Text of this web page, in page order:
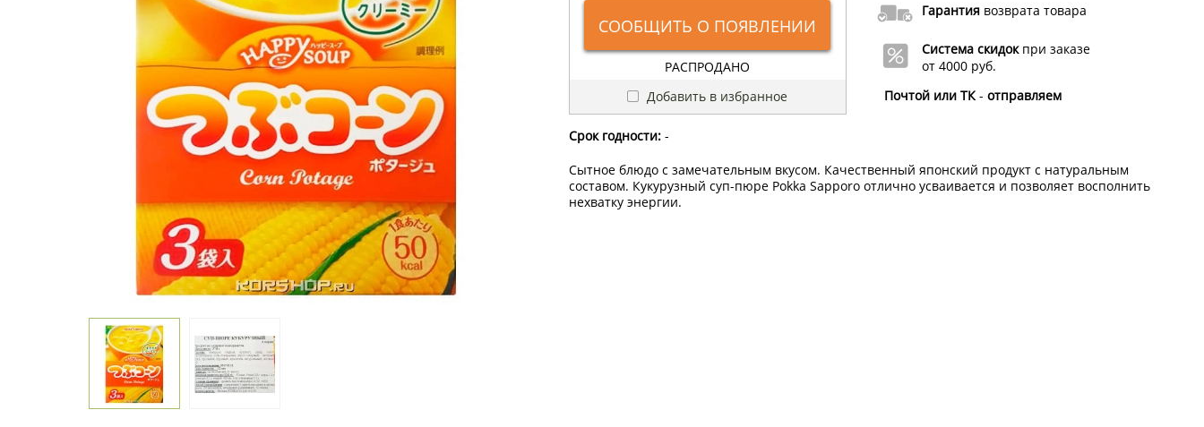
СООБЩИТЬ О ПОЯВЛЕНИИ
РАСПРОДАНО
Добавить в избранное
Гарантиявозврата товара
Система скидокпри заказе
от 4000 руб.
Почтой или ТК- отправляем
Срок годности:-
Сытное блюдо с замечательным вкусом. Качественный японский продукт с натуральным
составом. Кукурузный суп-пюре Pokka Sapporo отлично усваивается и позволяет восполнить
нехватку энергии.